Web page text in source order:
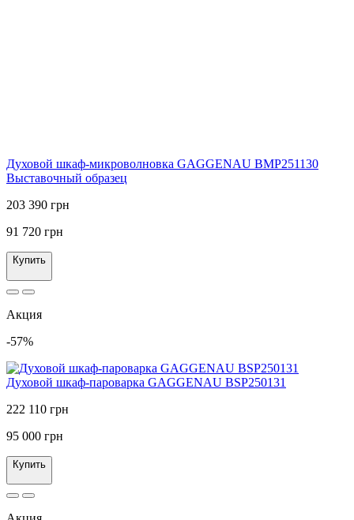
Духовой шкаф-микроволновка GAGGENAU BMP251130
Выставочный образец
203 390 грн
91 720 грн
Купить
Акция
-57%
Духовой шкаф-пароварка GAGGENAU BSP250131
222 110 грн
95 000 грн
Купить